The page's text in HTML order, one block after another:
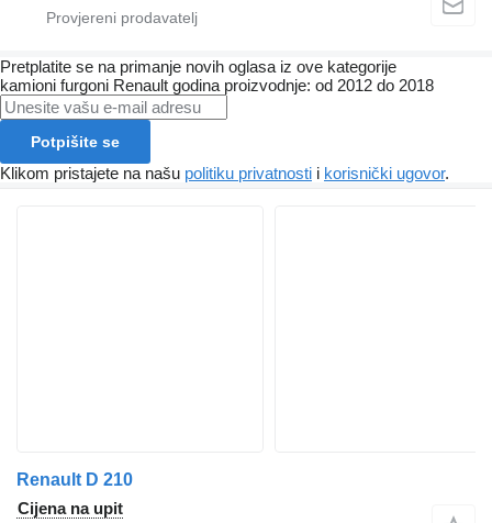
Pretplatite se na primanje novih oglasa iz ove kategorije
kamioni furgoni Renault godina proizvodnje: od 2012 do 2018
Potpišite se
Klikom pristajete na našu politiku privatnosti i korisnički ugovor.
Renault D 210
Cijena na upit